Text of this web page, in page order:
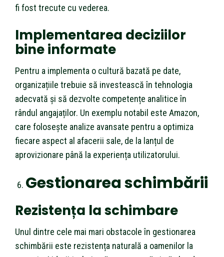
fi fost trecute cu vederea.
Implementarea deciziilor
bine informate
Pentru a implementa o cultură bazată pe date,
organizațiile trebuie să investească în tehnologia
adecvată și să dezvolte competențe analitice în
rândul angajaților. Un exemplu notabil este Amazon,
care folosește analize avansate pentru a optimiza
fiecare aspect al afacerii sale, de la lanțul de
aprovizionare până la experiența utilizatorului.
Gestionarea schimbării
Rezistența la schimbare
Unul dintre cele mai mari obstacole în gestionarea
schimbării este rezistența naturală a oamenilor la